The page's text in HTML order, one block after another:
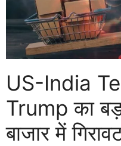
US-India
Trump का
बाजार में